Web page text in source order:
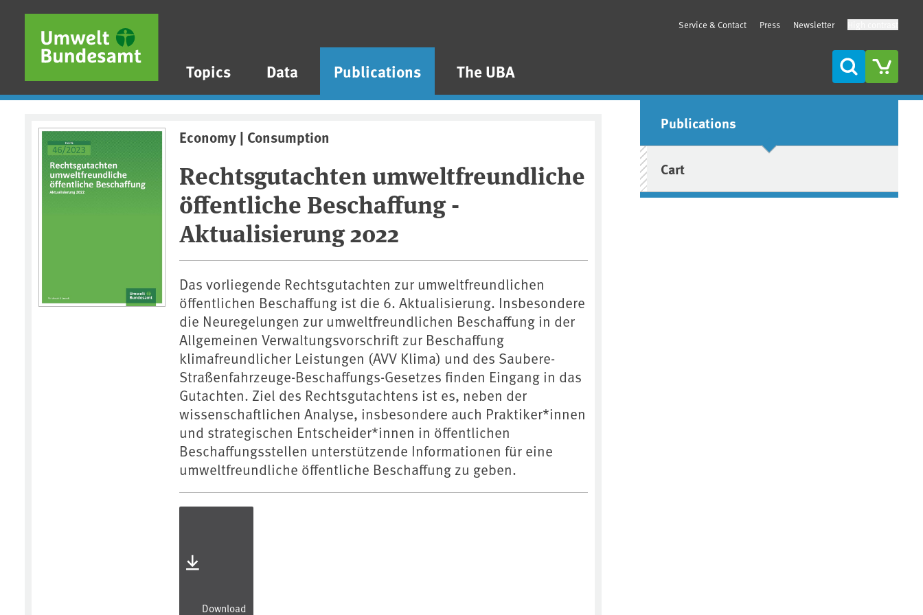
Skip to main content
Skip to main menu
Skip to footer
Topics Data Publications The UBA
Service & Contact Press Newsletter
Search
Economy | Consumption
Rechtsgutachten umweltfreundliche
öffentliche Beschaffung -
Aktualisierung 2022
Das vorliegende Rechtsgutachten zur umweltfreundlichen
öffentlichen Beschaffung ist die 6. Aktualisierung. Insbesondere
die Neuregelungen zur umweltfreundlichen Beschaffung in der
Allgemeinen Verwaltungsvorschrift zur Beschaffung
klimafreundlicher Leistungen (AVV Klima) und des Saubere-
Straßenfahrzeuge-Beschaffungs-Gesetzes finden Eingang in das
Gutachten. Ziel des Rechtsgutachtens ist es, neben der
wissenschaftlichen Analyse, insbesondere auch Praktiker*innen
und strategischen Entscheider*innen in öffentlichen
Beschaffungsstellen unterstützende Informationen für eine
umweltfreundliche öffentliche Beschaffung zu geben.
Download
Sidebar
Publications
Cart